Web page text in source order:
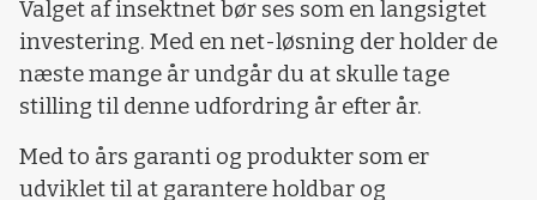
Valget af insektnet bør ses som en langsigtet
investering. Med en net-løsning der holder de
næste mange år undgår du at skulle tage
stilling til denne udfordring år efter år.
Med to års garanti og produkter som er
udviklet til at garantere holdbar og